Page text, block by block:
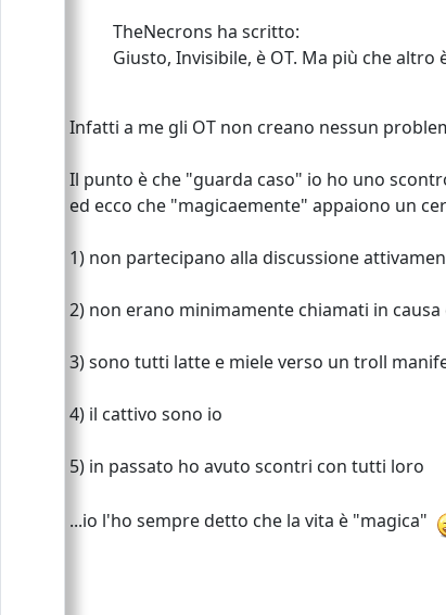
TheNecrons ha scritto:
Giusto, Invisibile, è OT. Ma più che altro
Infatti a me gli OT non creano nessun
Il punto è che "guarda caso" io ho uno
ed ecco che "magicaemente" appaiono un
1) non partecipano alla discussione
2) non erano minimamente chiamati in
3) sono tutti latte e miele verso un troll
4) il cattivo sono io
5) in passato ho avuto scontri con tutti loro
...io l'ho sempre detto che la vita è "magica"